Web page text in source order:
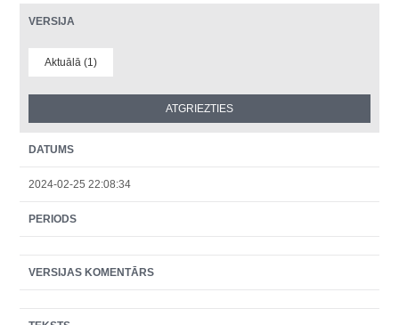
VERSIJA
Aktuālā (1)
DATUMS
2024-02-25 22:08:34
PERIODS
VERSIJAS KOMENTĀRS